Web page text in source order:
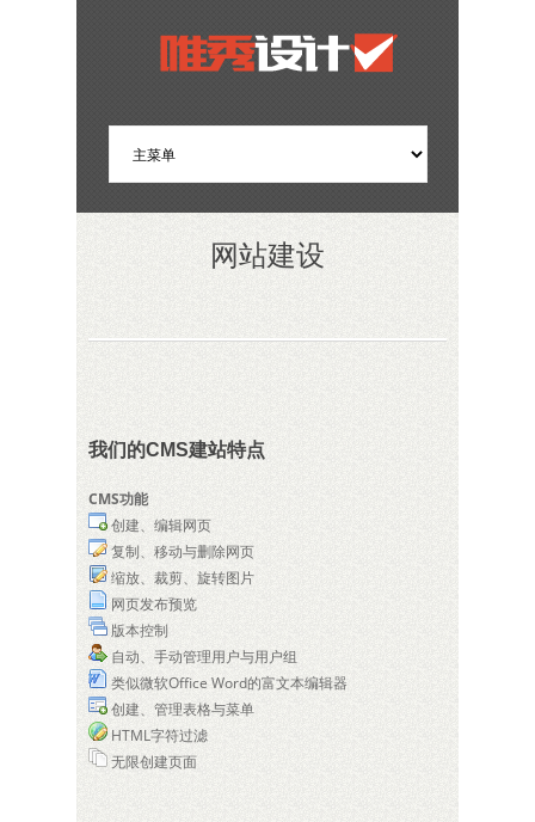
网站建设
我们的CMS建站特点
CMS功能
创建、编辑网页
复制、移动与删除网页
缩放、裁剪、旋转图片
网页发布预览
版本控制
自动、手动管理用户与用户组
类似微软Office Word的富文本编辑器
创建、管理表格与菜单
HTML字符过滤
无限创建页面